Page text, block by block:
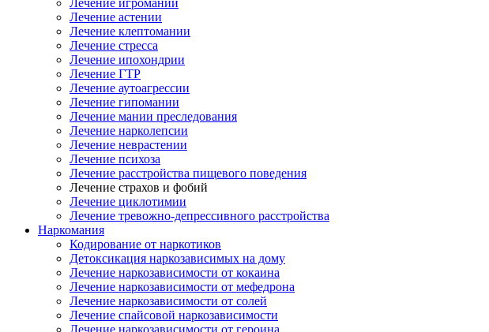
Лечение игромании
Лечение астении
Лечение клептомании
Лечение стресса
Лечение ипохондрии
Лечение ГТР
Лечение аутоагрессии
Лечение гипомании
Лечение мании преследования
Лечение нарколепсии
Лечение неврастении
Лечение психоза
Лечение расстройства пищевого поведения
Лечение страхов и фобий
Лечение циклотимии
Лечение тревожно-депрессивного расстройства
Наркомания
Кодирование от наркотиков
Детоксикация наркозависимых на дому
Лечение наркозависимости от кокаина
Лечение наркозависимости от мефедрона
Лечение наркозависимости от солей
Лечение спайсовой наркозависимости
Лечение наркозависимости от героина